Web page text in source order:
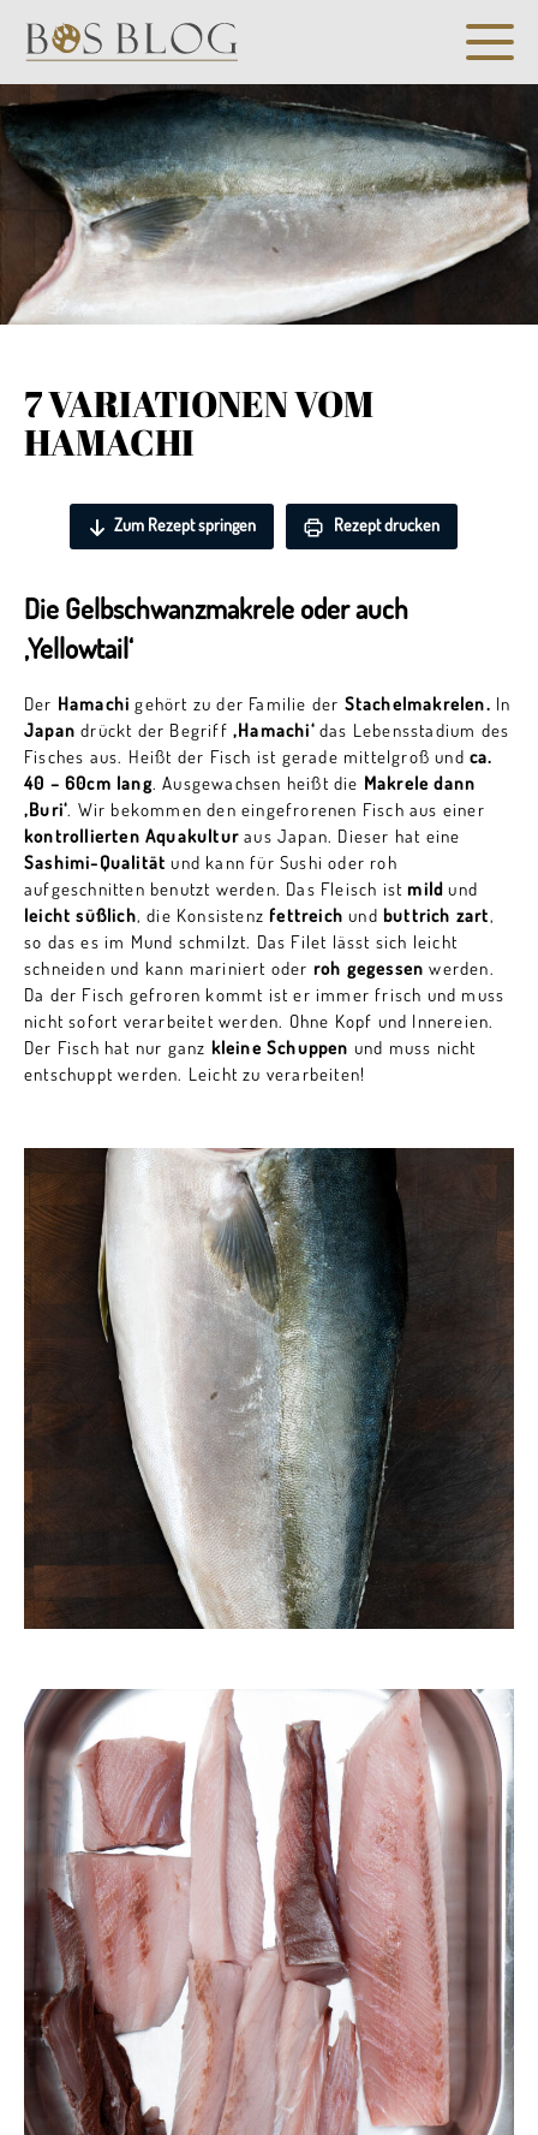
7 VARIATIONEN VOM
HAMACHI
Zum Rezept springen Rezept drucken
Die Gelbschwanzmakrele oder auch
‚Yellowtail‘
Der Hamachi gehört zu der Familie der Stachelmakrelen. In
Japan drückt der Begriff ‚Hamachi‘das Lebensstadium des
Fisches aus. Heißt der Fisch ist gerade mittelgroß und ca.
40 – 60cm lang. Ausgewachsen heißt die Makrele dann
‚Buri‘. Wir bekommen den eingefrorenen Fisch aus einer
kontrollierten Aquakultur aus Japan. Dieser hat eine
Sashimi-Qualität und kann für Sushi oder roh
aufgeschnitten benutzt werden. Das Fleisch istmild und
leicht süßlich, die Konsistenzfettreich undbuttrich zart,
so das es im Mund schmilzt. Das Filet lässt sich leicht
schneiden und kann mariniert oder roh gegessen werden.
Da der Fisch gefroren kommt ist er immer frisch und muss
nicht sofort verarbeitet werden. Ohne Kopf und Innereien.
Der Fisch hat nur ganz kleine Schuppen und muss nicht
entschuppt werden. Leicht zu verarbeiten!